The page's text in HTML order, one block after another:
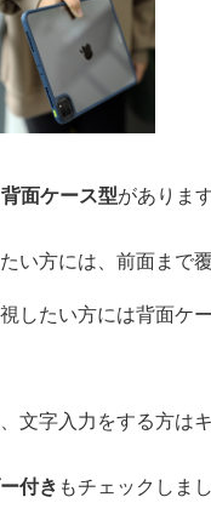
面ケース型があります
い方には、前面まで
したい方には背面ケー
文字入力をする方は
付き もチェックしまし